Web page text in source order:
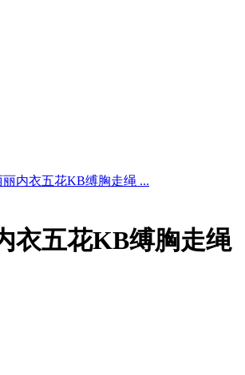
丽内衣五花KB缚胸走绳 ...
衣五花KB缚胸走绳